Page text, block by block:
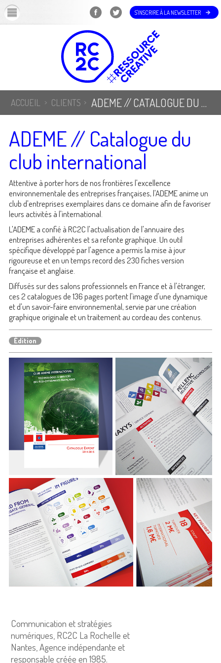
S'INSCRIRE À LA NEWSLETTER
ACCUEIL CLIENTS ADEME // CATALOGUE DU CLUB INTERNATIONAL
ADEME // Catalogue du
club international
Attentive à porter hors de nos frontières l'excellence
environnementale des entreprises françaises, l'ADEME anime un
club d'entreprises exemplaires dans ce domaine afin de favoriser
leurs activités à l'international.
L'ADEME a confié à RC2C l'actualisation de l'annuaire des
entreprises adhérentes et sa refonte graphique. Un outil
spécifique développé par l'agence a permis la mise à jour
rigoureuse et en un temps record des 230 fiches version
française et anglaise.
Diffusés sur des salons professionnels en France et à l'étranger,
ces 2 catalogues de 136 pages portent l'image d'une dynamique
et d'un savoir-faire environnemental, servie par une création
graphique originale et un traitement au cordeau des contenus.
Édition
Communication et stratégies
numériques, RC2C La Rochelle et
Nantes, Agence indépendante et
responsable créée en 1985.